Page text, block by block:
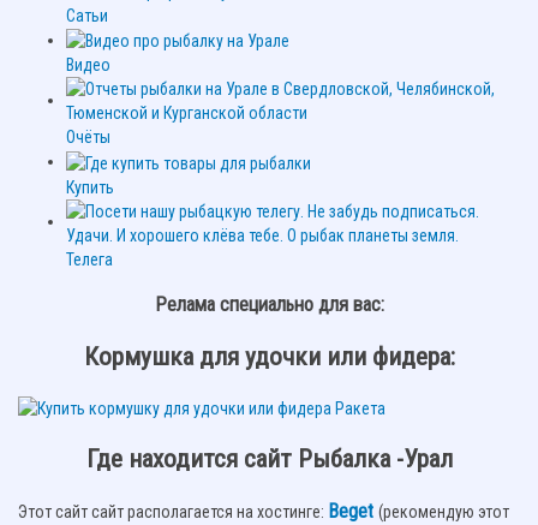
Сатьи
Видео
Очёты
Купить
Телега
Релама специально для вас:
Кормушка для удочки или фидера:
Где находится сайт Рыбалка -Урал
Этот сайт сайт располагается на хостинге: Beget (рекомендую этот